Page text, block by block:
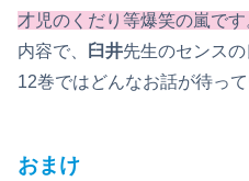
才児のくだり等爆笑の嵐です
内容で、
臼井先生のセンス
12巻ではどんなお話が待っ
おまけ